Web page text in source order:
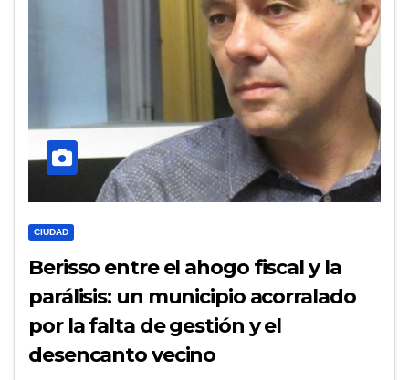
CIUDAD
Berisso entre el ahogo fiscal y la
parálisis: un municipio acorralado
por la falta de gestión y el
desencanto vecino